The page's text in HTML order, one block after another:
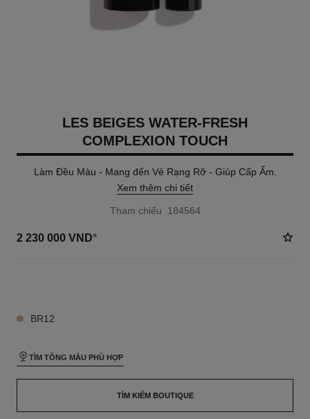
LES BEIGES WATER-FRESH
COMPLEXION TOUCH
Làm Đều Màu - Mang đến Vẻ Rạng Rỡ - Giúp Cấp Ẩm.
Xem thêm chi tiết
Tham chiếu 184564
2 230 000 VND*
BR12
TÌM TÔNG MÀU PHÙ HỢP
TÌM KIẾM BOUTIQUE